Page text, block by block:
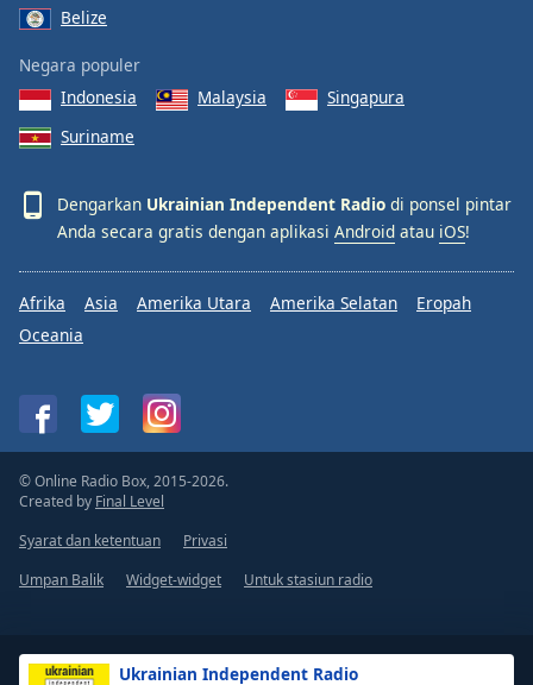
Ukrainian Independent Radio
Belize
Negara populer
Indonesia
Malaysia
Singapura
Suriname
Dengarkan Ukrainian Independent Radio di ponsel pintar
Anda secara gratis dengan aplikasi Android atau iOS!
Afrika Asia Amerika Utara Amerika Selatan
Eropah
Oceania
© Online Radio Box, 2015-2026.
Created by Final Level
Syarat dan ketentuan
Privasi
Umpan Balik
Widget-widget Untuk stasiun radio